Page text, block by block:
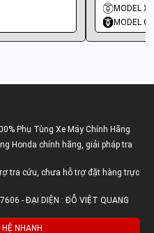
MODEL
MODEL
Phụ Tùng Xe Máy Chính Hãng
Honda chính hãng, giải pháp tra
tra cứu, chưa hỗ trợ đặt hàng trực
- ĐẠI DIỆN : ĐỖ VIỆT QUANG
HỆ NHANH